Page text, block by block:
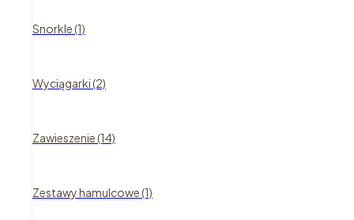
Snorkle (1)
Wyciągarki (2)
Zawieszenie (14)
Zestawy hamulcowe (1)